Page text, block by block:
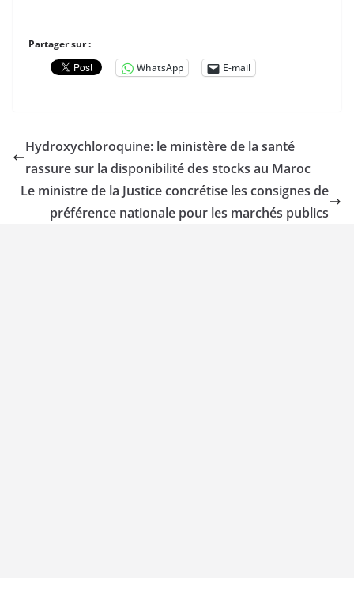
Partager sur :
WhatsApp
E-mail
Hydroxychloroquine: le ministère de la santé
rassure sur la disponibilité des stocks au Maroc
Le ministre de la Justice concrétise les consignes de
préférence nationale pour les marchés publics